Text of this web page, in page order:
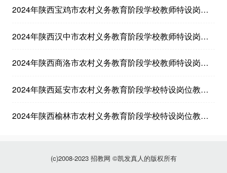
2024年陕西宝鸡市农村义务教育阶段学校教师特设岗位计划招聘公告（63人）
2024年陕西汉中市农村义务教育阶段学校教师特设岗位计划招聘公告（178人）
2024年陕西商洛市农村义务教育阶段学校教师特设岗位计划招聘公告（300人）
2024年陕西延安市农村义务教育阶段学校特设岗位教师招聘公告（290人）
2024年陕西榆林市农村义务教育阶段学校特设岗位教师招聘公告（100人）
(c)2008-2023 招教网 ©凯发真人的版权所有